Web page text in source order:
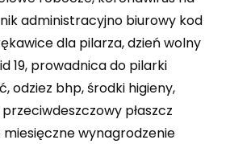
administracyjno biurowy kod
dla pilarza, dzień wolny
19, prowadnica do pilarki
odziez bhp, środki higieny,
płaszcz
wynagrodzenie